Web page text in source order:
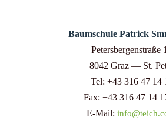
Baumschule Patrick
Petersbergenstraße
8042 Graz — St.
Tel: +43 316 47 14
Fax: +43 316 47 14
E-Mail: